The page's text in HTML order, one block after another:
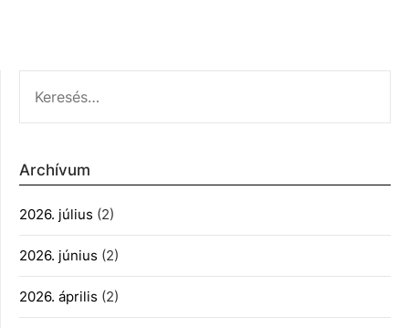
Archívum
2026. július (2)
2026. június (2)
2026. április (2)